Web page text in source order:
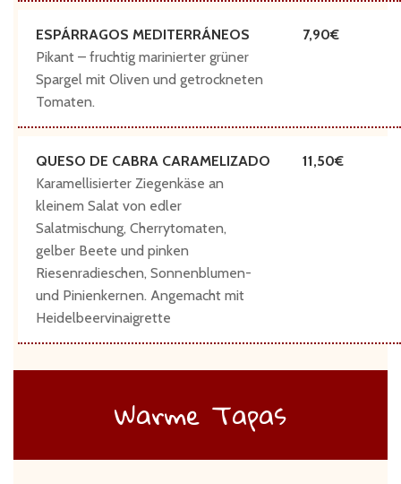
ESPÁRRAGOS MEDITERRÁNEOS
Pikant – fruchtig marinierter grüner
Spargel mit Oliven und getrockneten
Tomaten.
7,90
QUESO DE CABRA CARAMELIZADO
Karamellisierter Ziegenkäse an
kleinem Salat von edler
Salatmischung, Cherrytomaten,
gelber Beete und pinken
Riesenradieschen, Sonnenblumen-
und Pinienkernen. Angemacht mit
Heidelbeervinaigrette
11,50
Warme Tapas